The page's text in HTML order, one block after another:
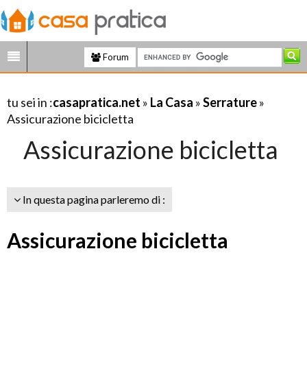
Forum
tu sei in :casapratica.net » La Casa »Serrature»
Assicurazione bicicletta
Assicurazione bicicletta
In questa pagina parleremo di :
Assicurazione bicicletta